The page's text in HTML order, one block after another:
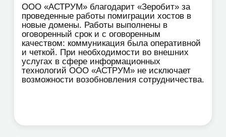
VK Workspace
Офисные решения
Ноутбуки и ПК
Сетевое оборудование
Серверы и СХД